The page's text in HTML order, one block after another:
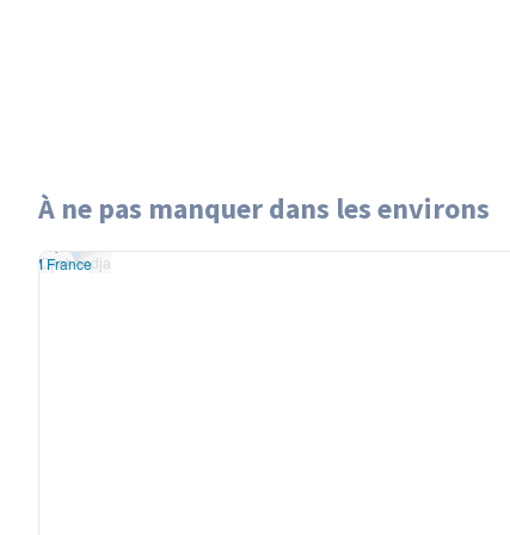
À ne pas manquer dans les environs
données ©
OSM France
Okahandja